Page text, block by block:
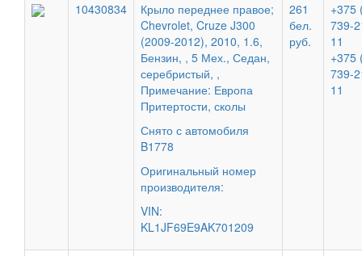
10430834
Крыло переднее правое;
Chevrolet, Cruze J300
(2009-2012), 2010, 1.6,
Бензин, , 5 Мех., Седан,
серебристый, ,
Примечание: Европа
Притертости, сколы
Снято с автомобиля
B1778
Оригинальный номер
производителя:
VIN:
KL1JF69E9AK701209
261
бел.
руб.
+375
739-
11
+375
739-
11